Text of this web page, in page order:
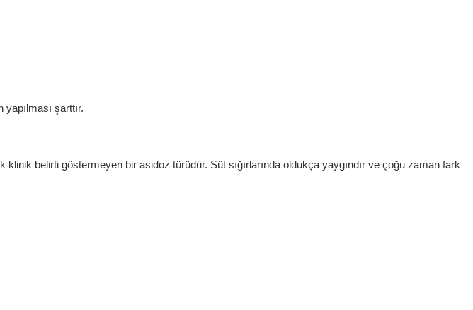
şarttır.
belirti göstermeyen bir asidoz türüdür. Süt sığırlarında oldukça yaygındır ve çoğu zaman fark